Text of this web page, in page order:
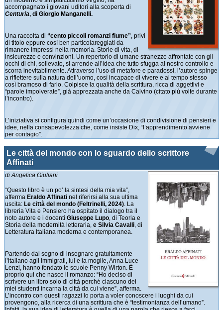
accompagnato i giovani uditori alla scoperta di
Centuria, di Giorgio Manganelli.
Una raccolta di “cento piccoli romanzi fiume” , privi
di titolo eppure così ben particolareggiati da
rimanere impressi nella memoria. Storie di vita, di
insicurezze e convinzioni. Un repertorio di umane stranezze affrontate con gli
occhi di chi, sollevato, si arrende all’idea che tutto sfugga al nostro controllo e
scorra inevitabilmente. Attraverso l’uso di metafore e paradossi, l’autore spinge
a riflettere sulla natura dell’uomo, così incapace di vivere e al tempo stesso
così bramoso di farlo. Colpisce la qualità della scrittura, ricca di aggettivi e
“parole impolverate”, già apprezzata anche da Calvino (citato più volte durante
l’incontro).
L’iniziativa si configura quindi come un’occasione di condivisione di pensieri e
idee, nella consapevolezza che, come insiste Dix, “l’apprendimento avviene
per contagio”.
Le città del mondo con lo sguardo dello scrittore
Affinati
di Angelica Giuliani
“Questo libro è un po’ la sintesi della mia vita”,
afferma Eraldo Affinati nel riferirsi alla sua ultima
uscita: Le città del mondo (Feltrinelli, 2024) . La
libreria Vita e Pensiero ha ospitato il dialogo tra il
noto autore e i docenti Giuseppe Lupo , di Teoria e
Storia della modernità letteraria, e Silvia Cavalli , di
Letteratura Italiana moderna e contemporanea.
Partendo dal sogno di insegnare gratuitamente
l’italiano agli immigrati, lui e la moglie, Anna Luce
Lenzi, hanno fondato le scuole Penny Wirton. È
proprio qui che nasce il romanzo: “Ho deciso di
scrivere un libro solo di città perché ciascuno dei
miei studenti incarna la città da cui viene”, afferma.
L’incontro con questi ragazzi lo porta a voler conoscere i luoghi da cui
provengono, alla ricerca di una scrittura che è “testimonianza dell’umano”.